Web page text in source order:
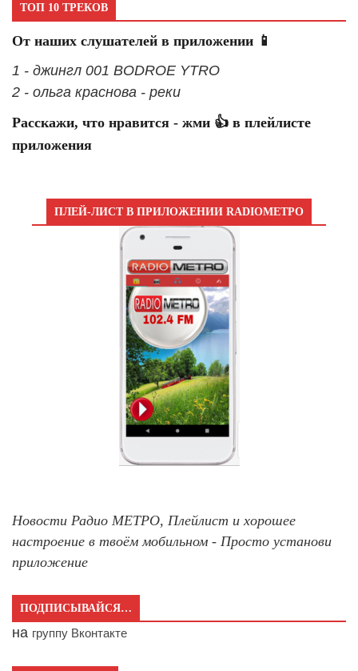
ТОП 10 ТРЕКОВ
От наших слушателей в приложении 📱
1 - джингл 001 BODROE YTRO
2 - ольга краснова - реки
Расскажи, что нравится - жми 👍 в плейлисте
приложения
ПЛЕЙ-ЛИСТ В ПРИЛОЖЕНИИ RADIOМЕТРО
Новости Радио МЕТРО, Плейлист и хорошее
настроение в твоём мобильном - Просто установи
приложение
ПОДПИСЫВАЙСЯ…
на группу Вконтакте